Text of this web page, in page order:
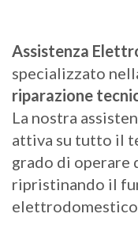
Assistenza
specializzato
riparazione
La nostra
attiva su tutto il
grado di
ripristinando il